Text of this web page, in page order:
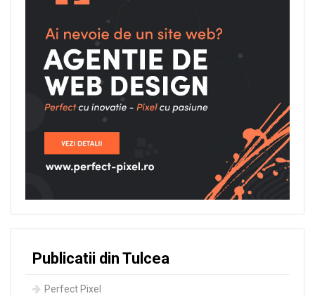
Publicatii din Tulcea
Perfect Pixel